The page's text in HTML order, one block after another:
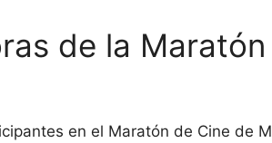
de la
en el Maratón de Cine de